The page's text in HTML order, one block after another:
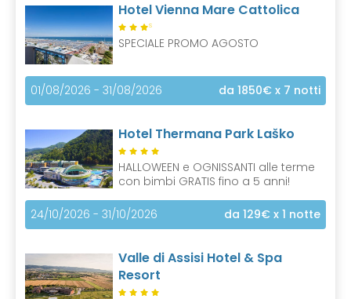
Hotel Vienna Mare Cattolica
S
SPECIALE PROMO AGOSTO
01/08/2026 - 31/08/2026 da 1850€ x 7 notti
Hotel Thermana Park Laško
HALLOWEEN e OGNISSANTI alle terme
con bimbi GRATIS fino a 5 anni!
24/10/2026 - 31/10/2026 da 129€ x 1 notte
Valle di Assisi Hotel & Spa
Resort